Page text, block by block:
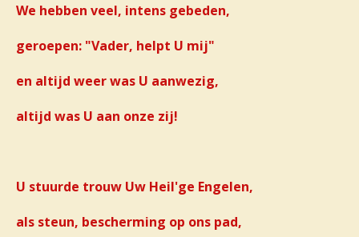
We hebben veel, intens gebeden,
geroepen: "Vader, helpt U mij"
en altijd weer was U aanwezig,
altijd was U aan onze zij!
U stuurde trouw Uw Heil'ge Engelen,
als steun, bescherming op ons pad,